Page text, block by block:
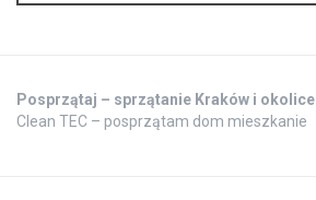
Posprzątaj – sprzątanie Kraków i okolice
Clean TEC – posprzątam dom mieszkanie